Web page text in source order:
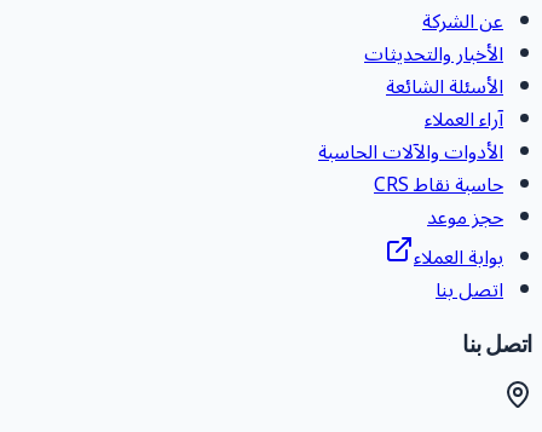
عن الشركة
الأخبار والتحديثات
الأسئلة الشائعة
آراء العملاء
الأدوات والآلات الحاسبة
حاسبة نقاط CRS
حجز موعد
بوابة العملاء
اتصل بنا
بنا